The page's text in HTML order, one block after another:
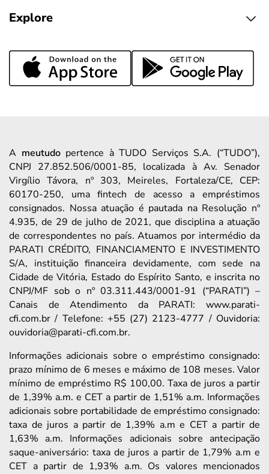
Explore
A meutudopertence à TUDO Serviços S.A. (“TUDO”),
CNPJ 27.852.506/0001-85, localizada à Av. Senador
Virgílio Távora, nº 303, Meireles, Fortaleza/CE, CEP:
60170-250, uma fintech de acesso a empréstimos
consignados. Nossa atuação é pautada na Resolução nº
4.935, de 29 de julho de 2021, que disciplina a atuação
de correspondentes no país. Atuamos por intermédio da
PARATI CRÉDITO, FINANCIAMENTO E INVESTIMENTO
S/A, instituição financeira devidamente, com sede na
Cidade de Vitória, Estado do Espírito Santo, e inscrita no
CNPJ/MF sob o nº 03.311.443/0001-91 (“PARATI”) –
Canais de Atendimento da PARATI: www.parati-
cfi.com.br / Telefone: +55 (27) 2123-4777 / Ouvidoria:
ouvidoria@parati-cfi.com.br.
Informações adicionais sobre o empréstimo consignado:
prazo mínimo de 6 meses e máximo de 108 meses. Valor
mínimo de empréstimo R$ 100,00. Taxa de juros a partir
de 1,39% a.m. e CET a partir de 1,51% a.m. Informações
adicionais sobre portabilidade de empréstimo consignado:
taxa de juros a partir de 1,39% a.m e CET a partir de
1,63% a.m. Informações adicionais sobre antecipação
saque-aniversário: taxa de juros a partir de 1,79% a.m e
CET a partir de 1,93% a.m. Os valores mencionados